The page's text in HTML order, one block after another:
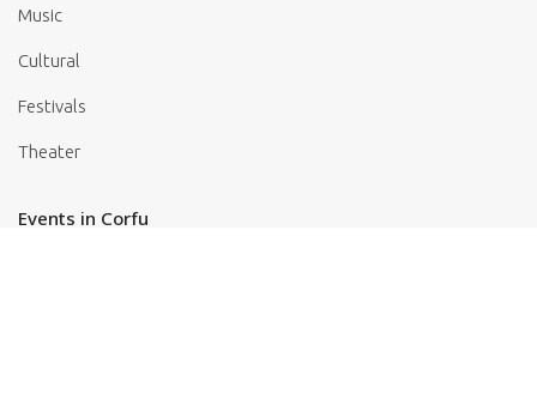
Music
Cultural
Festivals
Theater
Events in Corfu